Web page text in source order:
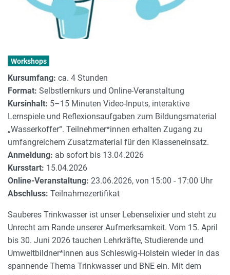
Workshops
Kursumfang: ca. 4 Stunden
Format: Selbstlernkurs und Online-Veranstaltung
Kursinhalt: 5–15 Minuten Video-Inputs, interaktive
Lernspiele und Reflexionsaufgaben zum Bildungsmaterial
„Wasserkoffer“. Teilnehmer*innen erhalten Zugang zu
umfangreichem Zusatzmaterial für den Klasseneinsatz.
Anmeldung: ab sofort bis 13.04.2026
Kursstart: 15.04.2026
Online-Veranstaltung: 23.06.2026, von 15:00 - 17:00 Uhr
Abschluss: Teilnahmezertifikat
Sauberes Trinkwasser ist unser Lebenselixier und steht zu
Unrecht am Rande unserer Aufmerksamkeit. Vom 15. April
bis 30. Juni 2026 tauchen Lehrkräfte, Studierende und
Umweltbildner*innen aus Schleswig-Holstein wieder in das
spannende Thema Trinkwasser und BNE ein. Mit dem